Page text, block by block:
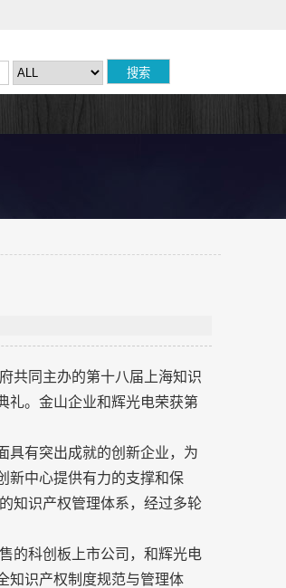
共同主办的第十八届上海知识
礼。金山企业和辉光电荣获第
具有突出成就的创新企业，为
新中心提供有力的支撑和保
知识产权管理体系，经过多轮
的科创板上市公司，和辉光电
知识产权制度规范与管理体